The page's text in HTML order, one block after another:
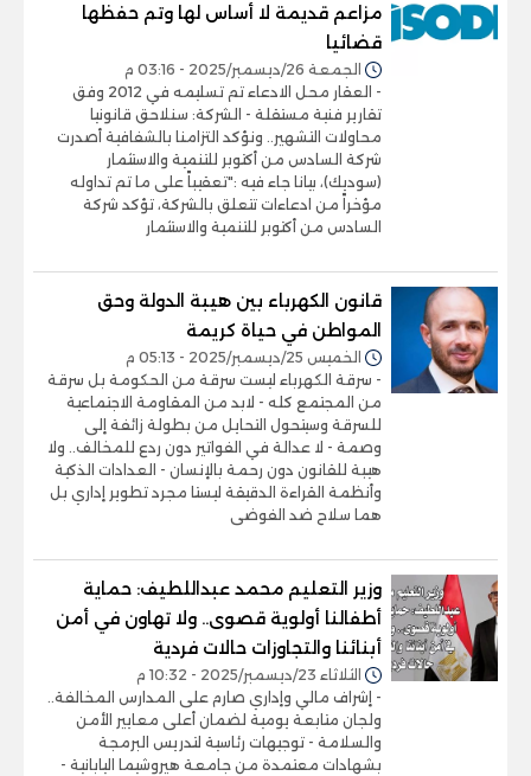
مزاعم قديمة لا أساس لها وتم حفظها
قضائيا
الجمعة 26/ديسمبر/2025 - 03:16 م
- العقار محل الادعاء تم تسليمه في 2012 وفق
تقارير فنية مستقلة - الشركة: سنلاحق قانونيا
محاولات التشهير.. ونؤكد التزامنا بالشفافية أصدرت
شركة السادس من أكتوبر للتنمية والاستثمار
(سوديك)، بيانا جاء فيه :"تعقيباً على ما تم تداوله
مؤخراً من ادعاءات تتعلق بالشركة، تؤكد شركة
السادس من أكتوبر للتنمية والاستثمار
قانون الكهرباء بين هيبة الدولة وحق
المواطن في حياة كريمة
الخميس 25/ديسمبر/2025 - 05:13 م
- سرقة الكهرباء ليست سرقة من الحكومة بل سرقة
من المجتمع كله - لابد من المقاومة الاجتماعية
للسرقة وسيتحول التحايل من بطولة زائفة إلى
وصمة - لا عدالة في الفواتير دون ردع للمخالف.. ولا
هيبة للقانون دون رحمة بالإنسان - العدادات الذكية
وأنظمة القراءة الدقيقة ليستا مجرد تطوير إداري بل
هما سلاح ضد الفوضى
وزير التعليم محمد عبداللطيف: حماية
أطفالنا أولوية قصوى.. ولا تهاون في أمن
أبنائنا والتجاوزات حالات فردية
الثلاثاء 23/ديسمبر/2025 - 10:32 م
- إشراف مالي وإداري صارم على المدارس المخالفة..
ولجان متابعة يومية لضمان أعلى معايير الأمن
والسلامة - توجيهات رئاسية لتدريس البرمجة
بشهادات معتمدة من جامعة هيروشيما اليابانية -